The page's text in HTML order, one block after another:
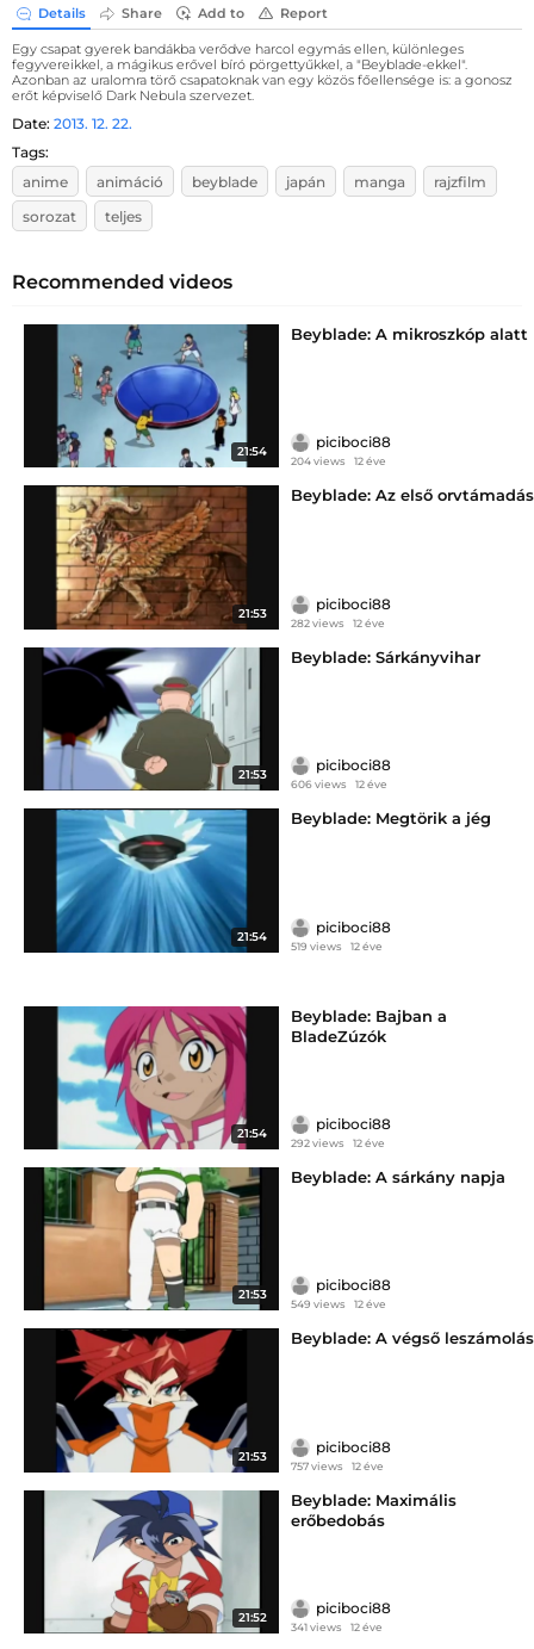
Details Share Add to Report
Egy csapat gyerek bandákba verődve harcol egymás ellen, különleges
fegyvereikkel, a mágikus erővel bíró pörgettyűkkel, a "Beyblade-ekkel".
Azonban az uralomra törő csapatoknak van egy közös főellensége is: a gonosz
erőt képviselő Dark Nebula szervezet.
Date: 2013. 12. 22.
Tags:
anime
animáció beyblade japán manga
rajzfilm
sorozat
teljes
Recommended videos
21:54
Beyblade: A mikroszkóp alatt
piciboci88
204 views 12 éve
21:53
Beyblade: Az első orvtámadás
piciboci88
282 views 12 éve
21:53
Beyblade: Sárkányvihar
piciboci88
606 views 12 éve
21:54
Beyblade: Megtörik a jég
piciboci88
519 views 12 éve
21:54
Beyblade: Bajban a
BladeZúzók
piciboci88
292 views 12 éve
21:53
Beyblade: A sárkány napja
piciboci88
549 views 12 éve
21:53
Beyblade: A végső leszámolás
piciboci88
757 views 12 éve
21:52
Beyblade: Maximális
erőbedobás
piciboci88
341 views 12 éve